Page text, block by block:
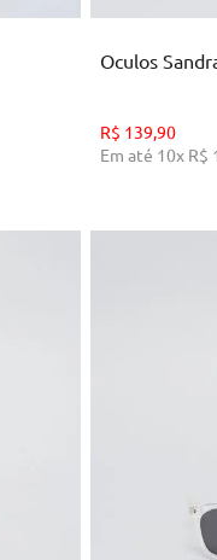
Oculos
R$ 139,90
Em até 10x R$